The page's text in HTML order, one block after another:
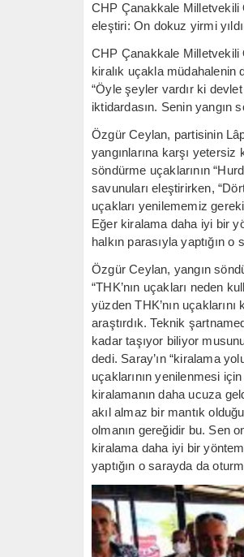
CHP Çanakkale Milletvekili
eleştiri: On dokuz yirmi
CHP Çanakkale Milletvekili
kiralık uçakla müdahalenin
“Öyle şeyler vardır ki
iktidardasın. Senin yangın
Özgür Ceylan, partisinin
yangınlarına karşı yetersiz
söndürme uçaklarının
savunuları eleştirirken,
uçakları yenilememiz
Eğer kiralama daha iyi bir
halkın parasıyla yaptığın
Özgür Ceylan, yangın
“THK’nın uçakları neden
yüzden THK’nın
araştırdık. Teknik
kadar taşıyor biliyor
dedi. Saray’ın “kiralama
uçaklarının yenilenmesi
kiralamanın daha ucuza
akıl almaz bir mantık
olmanın gereğidir bu. Sen
kiralama daha iyi bir
yaptığın o sarayda da